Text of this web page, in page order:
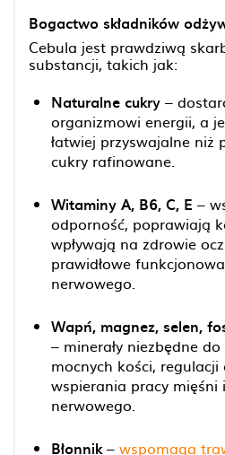
Bogactwo składników
Cebula jest prawdziwą
substancji, takich jak:
Naturalne cukry –
organizmowi energii, a
łatwiej przyswajalne niż
cukry rafinowane.
Witaminy A, B6, C, E –
odporność, poprawiają
wpływają na zdrowie
prawidłowe
nerwowego.
Wapń, magnez, selen,
– minerały niezbędne
mocnych kości, regulacji
wspierania pracy mięśni
nerwowego.
Błonnik– wspomaga